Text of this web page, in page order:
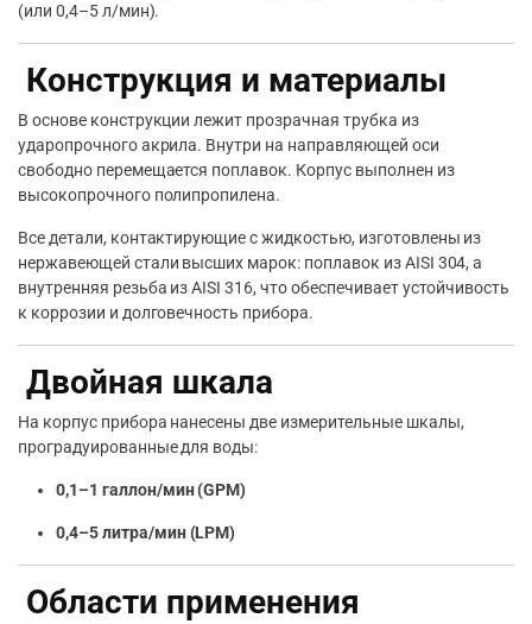
(или 0,4–5 л/мин).
Конструкция и материалы
В основе конструкции лежит прозрачная трубка из
ударопрочного акрила. Внутри на направляющей оси
свободно перемещается поплавок. Корпус выполнен из
высокопрочного полипропилена.
Все детали, контактирующие с жидкостью, изготовлены из
нержавеющей стали высших марок: поплавок из AISI 304, а
внутренняя резьба из AISI 316, что обеспечивает устойчивость
к коррозии и долговечность прибора.
Двойная шкала
На корпус прибора нанесены две измерительные шкалы,
проградуированные для воды:
0,1–1 галлон/мин (GPM)
0,4–5 литра/мин (LPM)
Области применения